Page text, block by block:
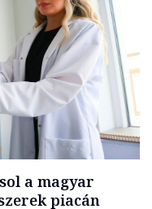
a magyar
piacán